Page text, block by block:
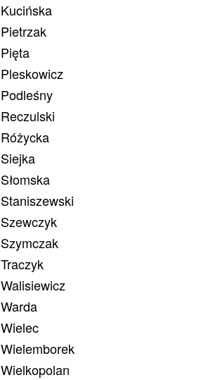
Kucińska
Pietrzak
Pięta
Pleskowicz
Podleśny
Reczulski
Różycka
Siejka
Słomska
Staniszewski
Szewczyk
Szymczak
Traczyk
Walisiewicz
Warda
Wielec
Wielemborek
Wielkopolan